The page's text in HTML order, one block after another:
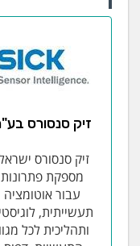
זיק סנסורס
זיק סנסורס
מספקת פתרונות
עבור אוטומציה
תעשייתית,
ותהליכית לכל